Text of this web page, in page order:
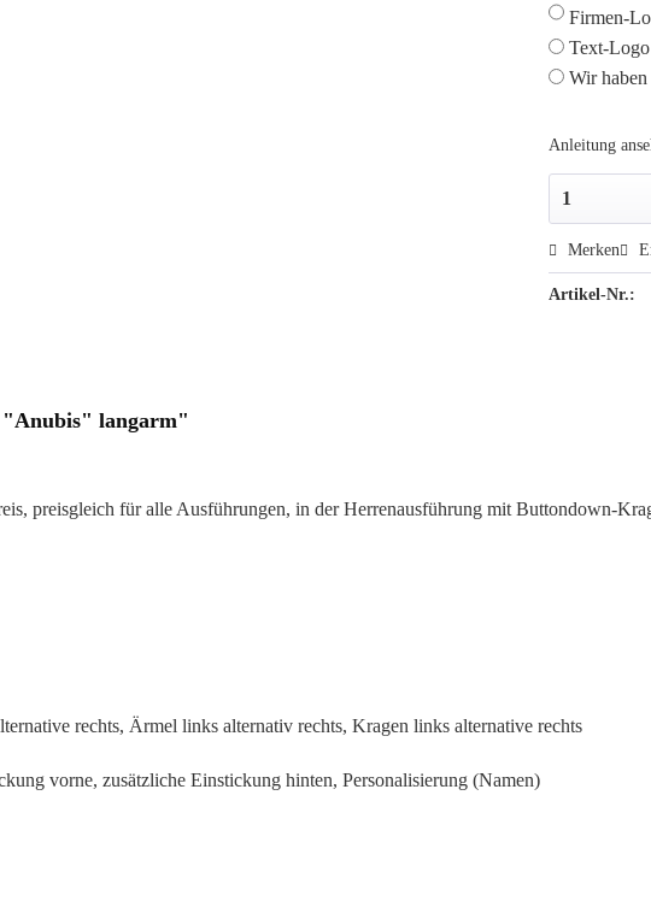
Firmen-
Text-
Wir
Anleitung
Merken
Artikel-Nr.:
langarm"
preisgleich für alle Ausführungen, in der Herrenausführung mit Buttondown-
rechts, Ärmel links alternativ rechts, Kragen links alternative rechts
vorne, zusätzliche Einstickung hinten, Personalisierung (Namen)